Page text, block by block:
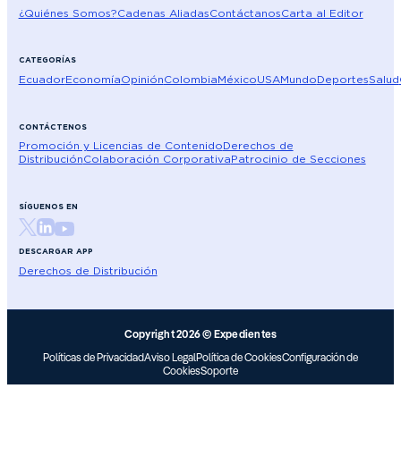
¿Quiénes Somos?Cadenas AliadasContáctanosCarta al Editor
CATEGORÍAS
EcuadorEconomíaOpiniónColombiaMéxicoUSAMundoDeportesSalud
CONTÁCTENOS
Promoción y Licencias de ContenidoDerechos de
DistribuciónColaboración CorporativaPatrocinio de Secciones
SÍGUENOS EN
DESCARGAR APP
Derechos de Distribución
Copyright 2026 © Expedientes
Políticas de PrivacidadAviso LegalPolítica de CookiesConfiguración de
CookiesSoporte